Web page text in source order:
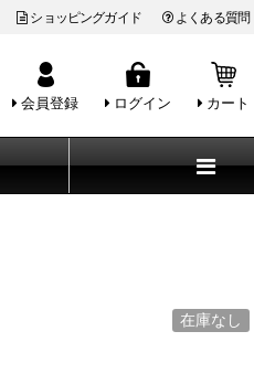
ショッピングガイド よくある質問
会員登録 ログイン カート
在庫なし